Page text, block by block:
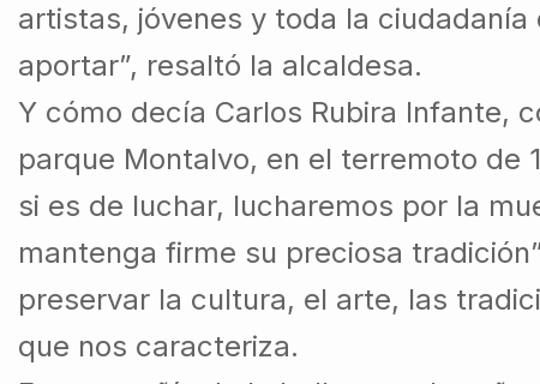
artistas, jóvenes y toda la
aportar”, resaltó la alcaldesa.
Y cómo decía Carlos Rubira Infante,
parque Montalvo, en el terremoto de
si es de luchar, lucharemos por la
mantenga firme su preciosa
preservar la cultura, el arte, las
que nos caracteriza.